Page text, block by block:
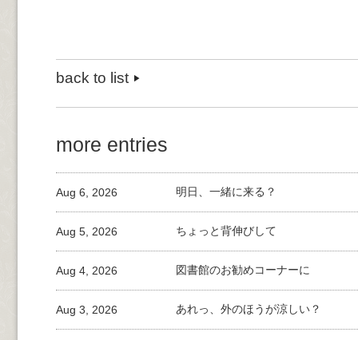
back to list
more entries
明日、一緒に来る？
Aug 6, 2026
ちょっと背伸びして
Aug 5, 2026
図書館のお勧めコーナーに
Aug 4, 2026
あれっ、外のほうが涼しい？
Aug 3, 2026